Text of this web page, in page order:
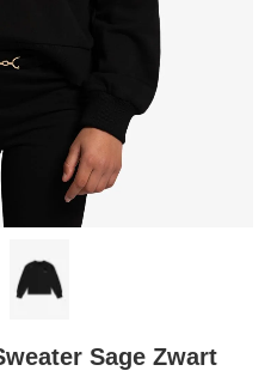
Sage Zwart